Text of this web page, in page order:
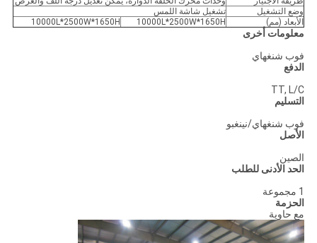
وضع التشغيل
تشغيل شاشة اللمس
الأبعاد (مم)
10000L*2500W*1650H
10000L*2500W*1650H
معلومات أخرى
فوب شنغهاي
الدفع
TT, L/C
التسليم
فوب شنغهاي/نينغبو
الأصل
الصين
الحد الأدنى للطلب
1 مجموعة
الحزمة
مع حاوية